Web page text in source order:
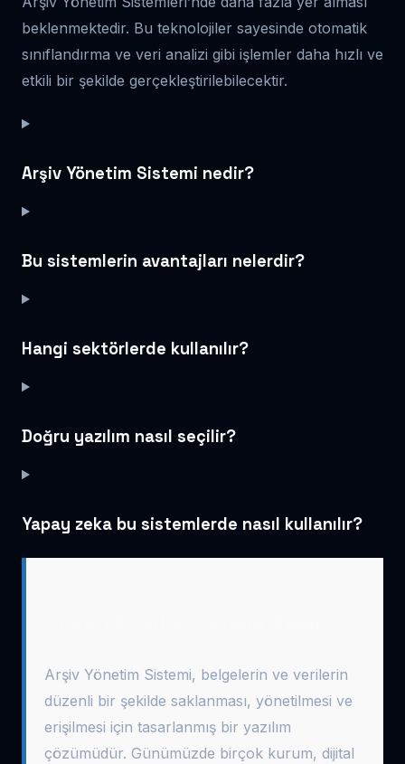
beklenmektedir. Bu teknolojiler sayesinde otomatik
sınıflandırma ve veri analizi gibi işlemler daha hızlı ve
etkili bir şekilde gerçekleştirilebilecektir.
Arşiv Yönetim Sistemi nedir?
Bu sistemlerin avantajları nelerdir?
Hangi sektörlerde kullanılır?
Doğru yazılım nasıl seçilir?
Yapay zeka bu sistemlerde nasıl kullanılır?
Arşiv Yönetim Sistemi, belgelerin ve verilerin
düzenli bir şekilde saklanması, yönetilmesi ve
erişilmesi için tasarlanmış bir yazılım
çözümüdür. Günümüzde birçok kurum, dijital